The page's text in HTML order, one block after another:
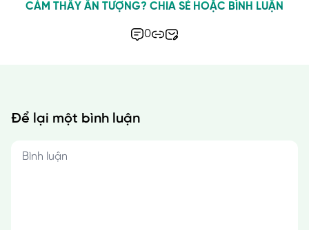
CẢM THẤY ẤN TƯỢNG? CHIA SẺ HOẶC BÌNH LUẬN
0
Để lại một bình luận